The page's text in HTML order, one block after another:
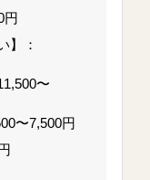
円
】：
〜
〜7,500円